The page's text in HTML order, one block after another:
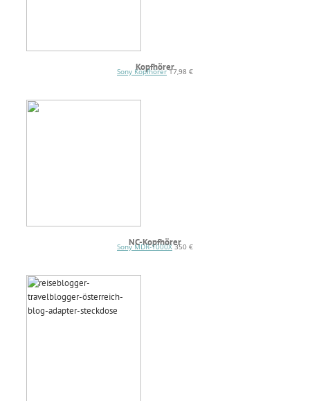
Kopfhörer
Sony Kopfhörer17,98 €
NC-Kopfhörer
Sony MDR-1000X350 €